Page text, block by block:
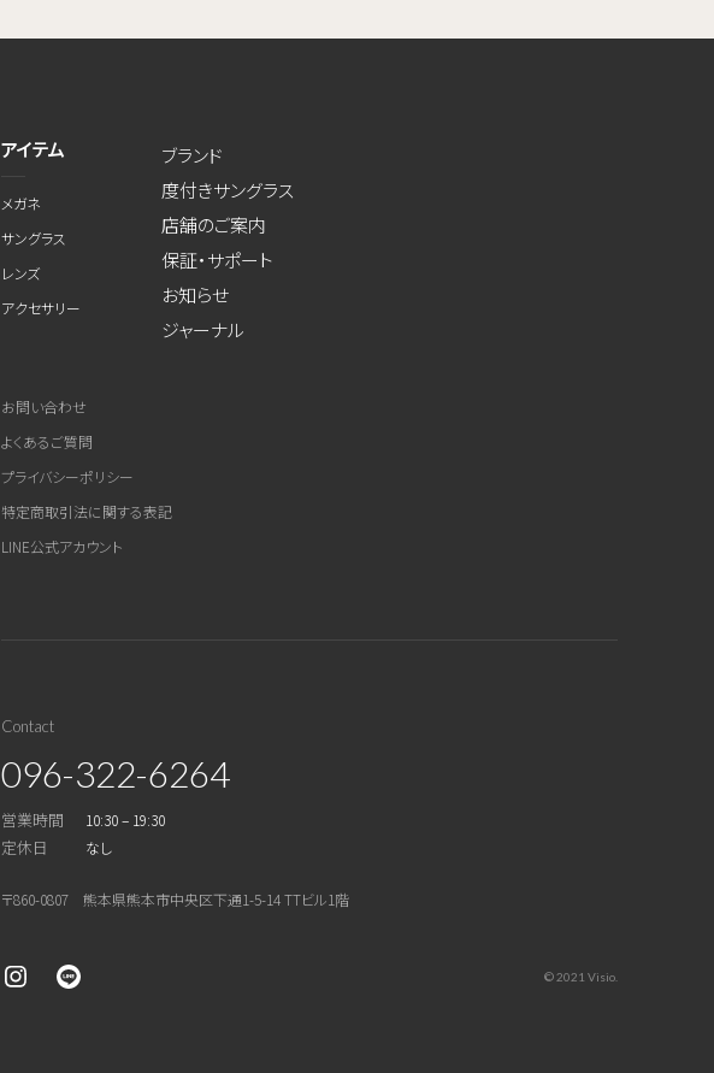
アイテム
メガネ
サングラス
レンズ
アクセサリー
ブランド
度付きサングラス
店舗のご案内
保証・サポート
お知らせ
ジャーナル
お問い合わせ
よくあるご質問
プライバシーポリシー
特定商取引法に関する表記
LINE公式アカウント
Contact
096-322-6264
営業時間 10:30 – 19:30
定休日 なし
〒860-0807 熊本県熊本市中央区下通1-5-14 TTビル1階
© 2021 Visio.